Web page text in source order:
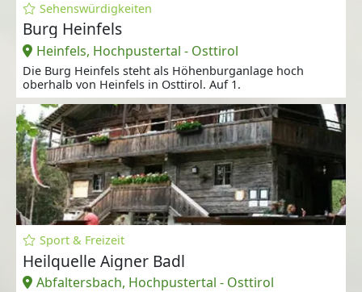
Sehenswürdigkeiten
Burg Heinfels
Heinfels, Hochpustertal - Osttirol
Die Burg Heinfels steht als Höhenburganlage hoch
oberhalb von Heinfels in Osttirol. Auf 1.
Sport & Freizeit
Heilquelle Aigner Badl
Abfaltersbach, Hochpustertal - Osttirol